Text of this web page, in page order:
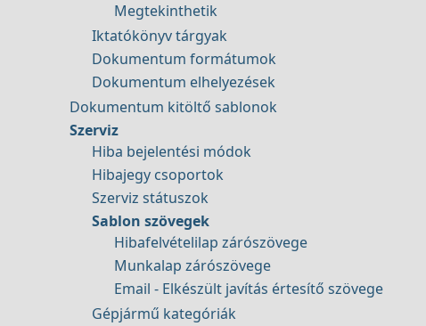
Megtekinthetik
Iktatókönyv tárgyak
Dokumentum formátumok
Dokumentum elhelyezések
Dokumentum kitöltő sablonok
Szerviz
Hiba bejelentési módok
Hibajegy csoportok
Szerviz státuszok
Sablon szövegek
Hibafelvételilap zárószövege
Munkalap zárószövege
Email - Elkészült javítás értesítő szövege
Gépjármű kategóriák